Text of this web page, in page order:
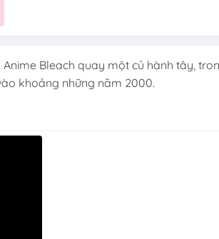
Bleach quay một củ hành tây,
khoảng những năm 2000.